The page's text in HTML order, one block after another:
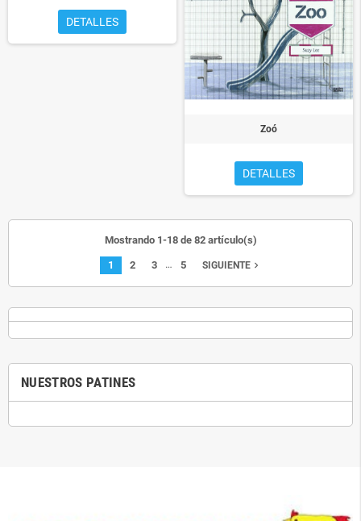
NUESTROS PATINES
DETALLES
Zoó
DETALLES
Mostrando 1-18 de 82 artículo(s)
1 2 3 … 5 SIGUIENTEnavigate_next